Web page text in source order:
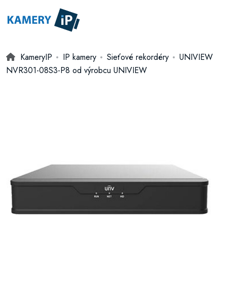
KameryIP IP kamery Sieťové rekordéry
UNIVIEW
NVR301-08S3-P8 od výrobcu UNIVIEW